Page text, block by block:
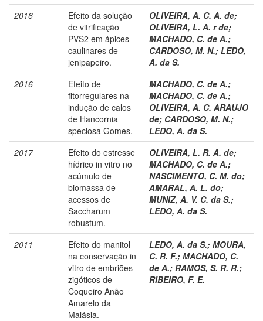
2016
Efeito da solução
de vitrificação
PVS2 em ápices
caulinares de
jenipapeiro.
OLIVEIRA, A. C. A. de;
OLIVEIRA, L. A. r de;
MACHADO, C. de A.;
CARDOSO, M. N.; LEDO,
A. da S.
2016
Efeito de
fitorregulares na
indução de calos
de Hancornia
speciosa Gomes.
MACHADO, C. de A.;
MACHADO, C. de A.;
OLIVEIRA, A. C. ARAUJO
de; CARDOSO, M. N.;
LEDO, A. da S.
2017
Efeito do estresse
hídrico in vitro no
acúmulo de
biomassa de
acessos de
Saccharum
robustum.
OLIVEIRA, L. R. A. de;
MACHADO, C. de A.;
NASCIMENTO, C. M. do;
AMARAL, A. L. do;
MUNIZ, A. V. C. da S.;
LEDO, A. da S.
2011
Efeito do manitol
na conservação in
vitro de embriões
zigóticos de
Coqueiro Anão
Amarelo da
Malásia.
LEDO, A. da S.; MOURA,
C. R. F.; MACHADO, C.
de A.; RAMOS, S. R. R.;
RIBEIRO, F. E.